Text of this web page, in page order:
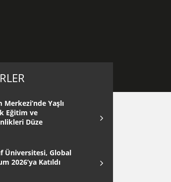
Merkezi’nde Yaşlı
Eğitim ve
Düze
Üniversitesi, Global
2026’ya Katıldı